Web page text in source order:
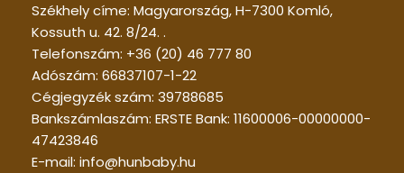
Székhely címe: Magyarország, H-7300 Komló,
Kossuth u. 42. 8/24. .
Telefonszám: +36 (20) 46 777 80
Adószám: 66837107-1-22
Cégjegyzék szám: 39788685
Bankszámlaszám: ERSTE Bank: 11600006-00000000-
47423846
E-mail: info@hunbaby.hu